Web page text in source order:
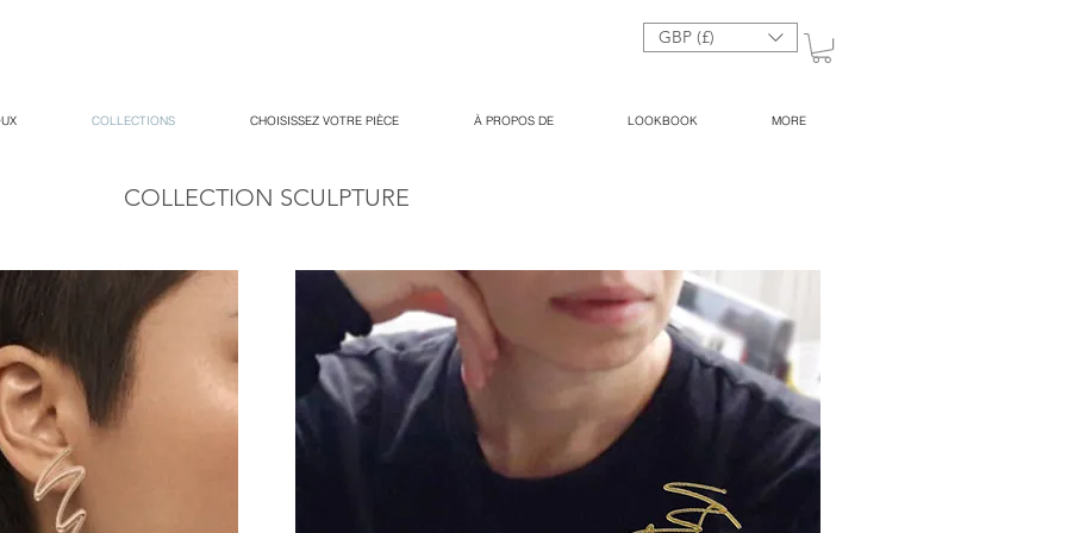
GBP (£)
COLLECTIONS CHOISISSEZ VOTRE PIÈCE À PROPOS DE LOOKBOOK MORE
COLLECTION SCULPTURE